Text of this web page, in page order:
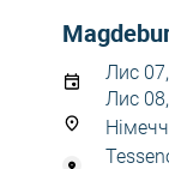
Лис
Лис